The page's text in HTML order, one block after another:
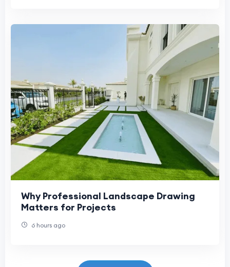
Why Professional Landscape Drawing
Matters for Projects
6 hours ago